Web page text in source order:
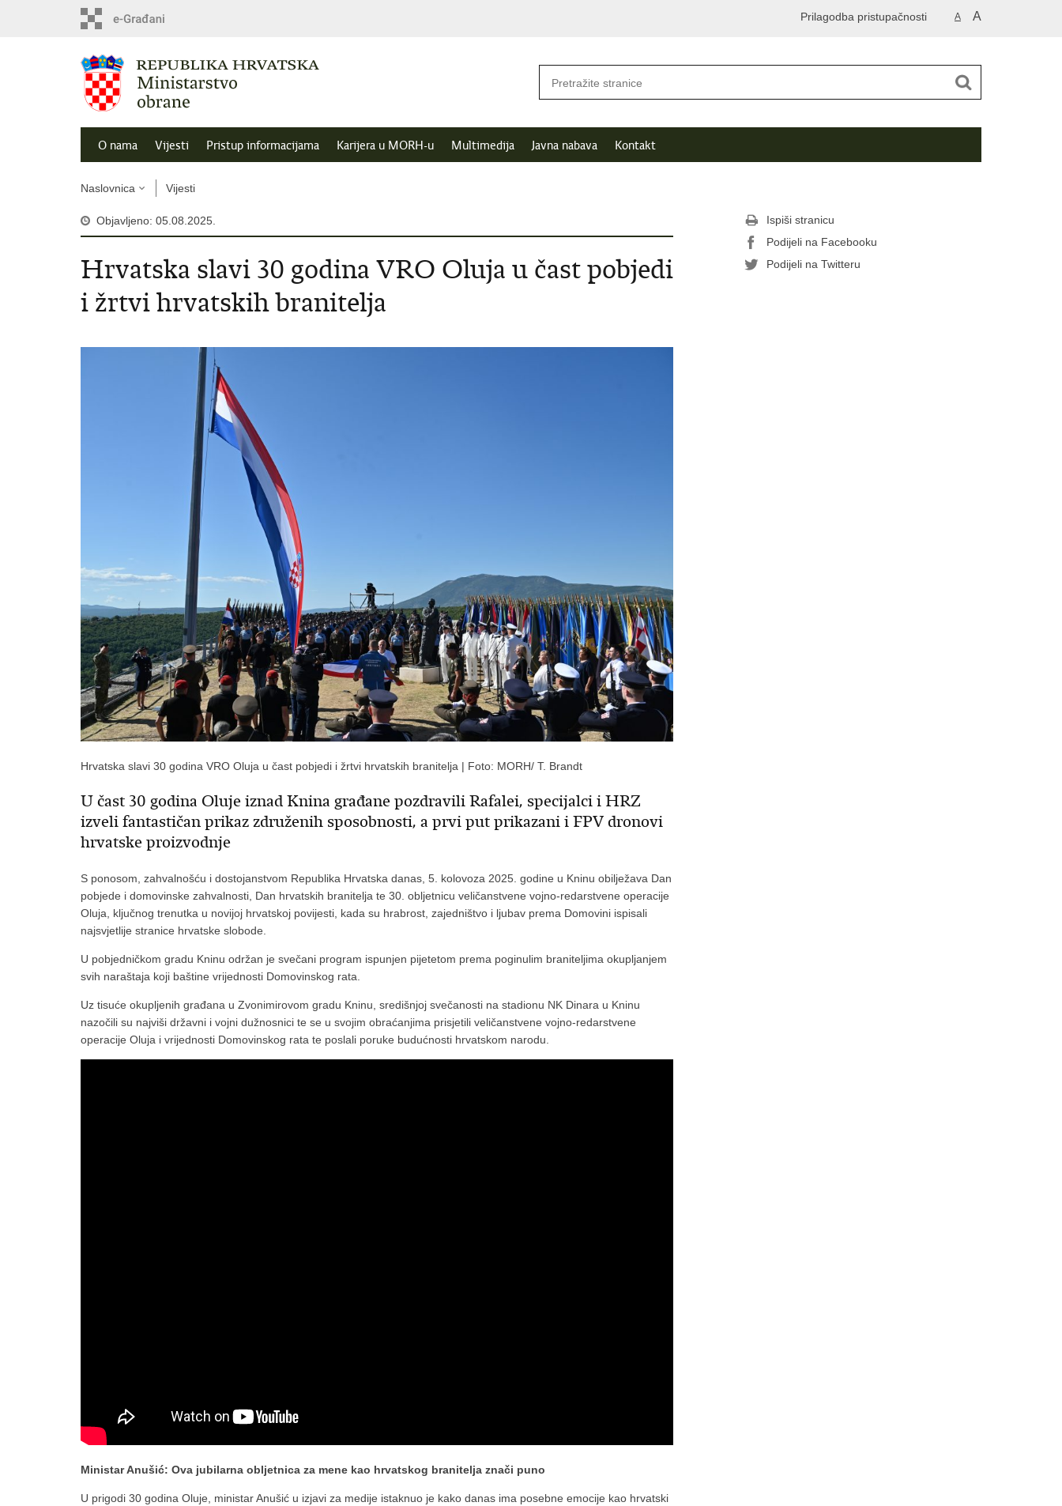
A A
Prilagodba pristupačnosti
O nama Vijesti Pristup informacijama Karijera u MORH-u Multimedija Javna nabava Kontakt
Naslovnica Vijesti
Objavljeno: 05.08.2025.
Hrvatska slavi 30 godina VRO Oluja u čast pobjedi
i žrtvi hrvatskih branitelja
Hrvatska slavi 30 godina VRO Oluja u čast pobjedi i žrtvi hrvatskih branitelja | Foto: MORH/ T. Brandt
U čast 30 godina Oluje iznad Knina građane pozdravili Rafalei, specijalci i HRZ
izveli fantastičan prikaz združenih sposobnosti, a prvi put prikazani i FPV dronovi
hrvatske proizvodnje
S ponosom, zahvalnošću i dostojanstvom Republika Hrvatska danas, 5. kolovoza 2025. godine u Kninu obilježava Dan
pobjede i domovinske zahvalnosti, Dan hrvatskih branitelja te 30. obljetnicu veličanstvene vojno-redarstvene operacije
Oluja, ključnog trenutka u novijoj hrvatskoj povijesti, kada su hrabrost, zajedništvo i ljubav prema Domovini ispisali
najsvjetlije stranice hrvatske slobode.
U pobjedničkom gradu Kninu održan je svečani program ispunjen pijetetom prema poginulim braniteljima okupljanjem
svih naraštaja koji baštine vrijednosti Domovinskog rata.
Uz tisuće okupljenih građana u Zvonimirovom gradu Kninu, središnjoj svečanosti na stadionu NK Dinara u Kninu
nazočili su najviši državni i vojni dužnosnici te se u svojim obraćanjima prisjetili veličanstvene vojno-redarstvene
operacije Oluja i vrijednosti Domovinskog rata te poslali poruke budućnosti hrvatskom narodu.
Ministar Anušić: Ova jubilarna obljetnica za mene kao hrvatskog branitelja znači puno
U prigodi 30 godina Oluje, ministar Anušić u izjavi za medije istaknuo je kako danas ima posebne emocije kao hrvatski
Ispiši stranicu
Podijeli na Facebooku
Podijeli na Twitteru